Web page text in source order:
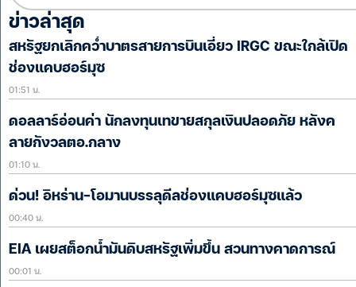
ข่าวล่าสุด
สหรัฐยกเลิกคว่ำบาตรสายการบินเอี่ยว IRGC ขณะใกล้เปิด
ช่องแคบฮอร์มุซ
01:51 น.
ดอลลาร์อ่อนค่า นักลงทุนเทขายสกุลเงินปลอดภัย หลังค
ลายกังวลตอ.กลาง
01:10 น.
ด่วน! อิหร่าน-โอมานบรรลุดีลช่องแคบฮอร์มุซแล้ว
00:40 น.
EIA เผยสต็อกน้ำมันดิบสหรัฐเพิ่มขึ้น สวนทางคาดการณ์
00:01 น.